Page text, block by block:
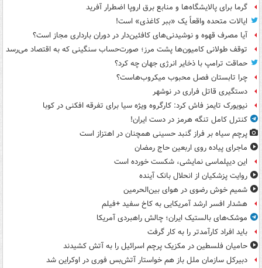
گرما برای پالایشگاه‌ها و منابع برق اروپا اضطرار آفرید
ایالات متحده واقعاً یک «ببر کاغذی» است!
آیا مصرف قهوه و نوشیدنی‌های کافئین‌دار در دوران بارداری مجاز است؟
توقف طولانی کامیون‌ها پشت مرز؛ صورت‌حساب سنگینی که به اقتصاد می‌رسد
حماقت ترامپ با ذخایر انرژی جهان چه کرد؟
چرا تابستان فصل محبوب میکروب‌هاست؟
دستگیری قاتل فراری در نوشهر
نیویورک تایمز فاش کرد: کارگروه ویژه سیا برای تفرقه افکنی در کوبا
کنترل کامل تنگه هرمز در دست ایران!
پرچم سیاه بر فراز گنبد حسینی همچنان در اهتزاز است
ماجرای پیاده روی اربعین حاج رمضان
این دیپلماسی نمایشی، شکست خورده است
روایت پزشکیان از انحلال بانک آینده
شمیم خوش رضوی در هوای بین‌الحرمین
هشدار افسر ارشد آمریکایی به کاخ سفید +فیلم
موشک‌های بالستیک ایران؛ چالش راهبردی آمریکا
باید افراد کارآمدتر را به کار گرفت
حامیان فلسطین در مکزیک پرچم اسرائیل را به آتش کشیدند
دبیرکل سازمان ملل باز هم خواستار آتش‌بس فوری در اوکراین شد